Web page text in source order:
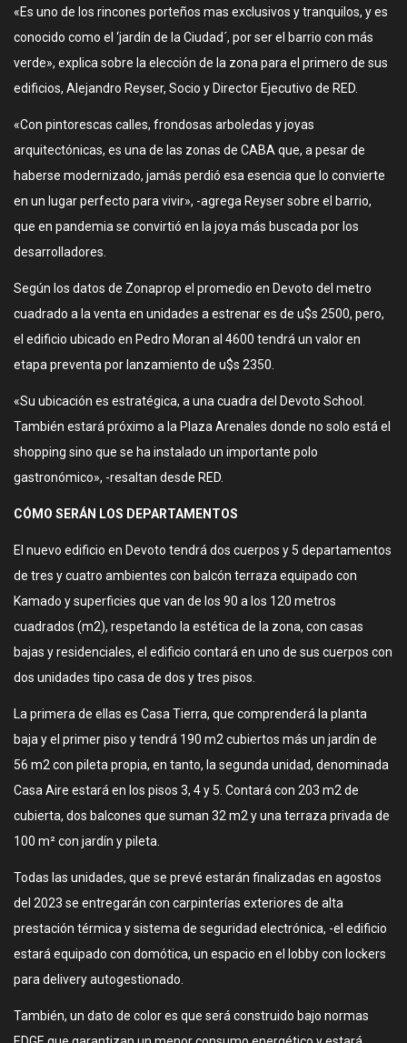
«Es uno de los rincones porteños mas exclusivos y tranquilos, y es
conocido como el ‘jardín de la Ciudad´, por ser el barrio con más
verde», explica sobre la elección de la zona para el primero de sus
edificios, Alejandro Reyser, Socio y Director Ejecutivo de RED.
«Con pintorescas calles, frondosas arboledas y joyas
arquitectónicas, es una de las zonas de CABA que, a pesar de
haberse modernizado, jamás perdió esa esencia que lo convierte
en un lugar perfecto para vivir», -agrega Reyser sobre el barrio,
que en pandemia se convirtió en la joya más buscada por los
desarrolladores.
Según los datos de Zonaprop el promedio en Devoto del metro
cuadrado a la venta en unidades a estrenar es de u$s 2500, pero,
el edificio ubicado en Pedro Moran al 4600 tendrá un valor en
etapa preventa por lanzamiento de u$s 2350.
«Su ubicación es estratégica, a una cuadra del Devoto School.
También estará próximo a la Plaza Arenales donde no solo está el
shopping sino que se ha instalado un importante polo
gastronómico», -resaltan desde RED.
CÓMO SERÁN LOS DEPARTAMENTOS
El nuevo edificio en Devoto tendrá dos cuerpos y 5 departamentos
de tres y cuatro ambientes con balcón terraza equipado con
Kamado y superficies que van de los 90 a los 120 metros
cuadrados (m2), respetando la estética de la zona, con casas
bajas y residenciales, el edificio contará en uno de sus cuerpos con
dos unidades tipo casa de dos y tres pisos.
La primera de ellas es Casa Tierra, que comprenderá la planta
baja y el primer piso y tendrá 190 m2 cubiertos más un jardín de
56 m2 con pileta propia, en tanto, la segunda unidad, denominada
Casa Aire estará en los pisos 3, 4 y 5. Contará con 203 m2 de
cubierta, dos balcones que suman 32 m2 y una terraza privada de
100 m² con jardín y pileta.
Todas las unidades, que se prevé estarán finalizadas en agostos
del 2023 se entregarán con carpinterías exteriores de alta
prestación térmica y sistema de seguridad electrónica, -el edificio
estará equipado con domótica, un espacio en el lobby con lockers
para delivery autogestionado.
También, un dato de color es que será construido bajo normas